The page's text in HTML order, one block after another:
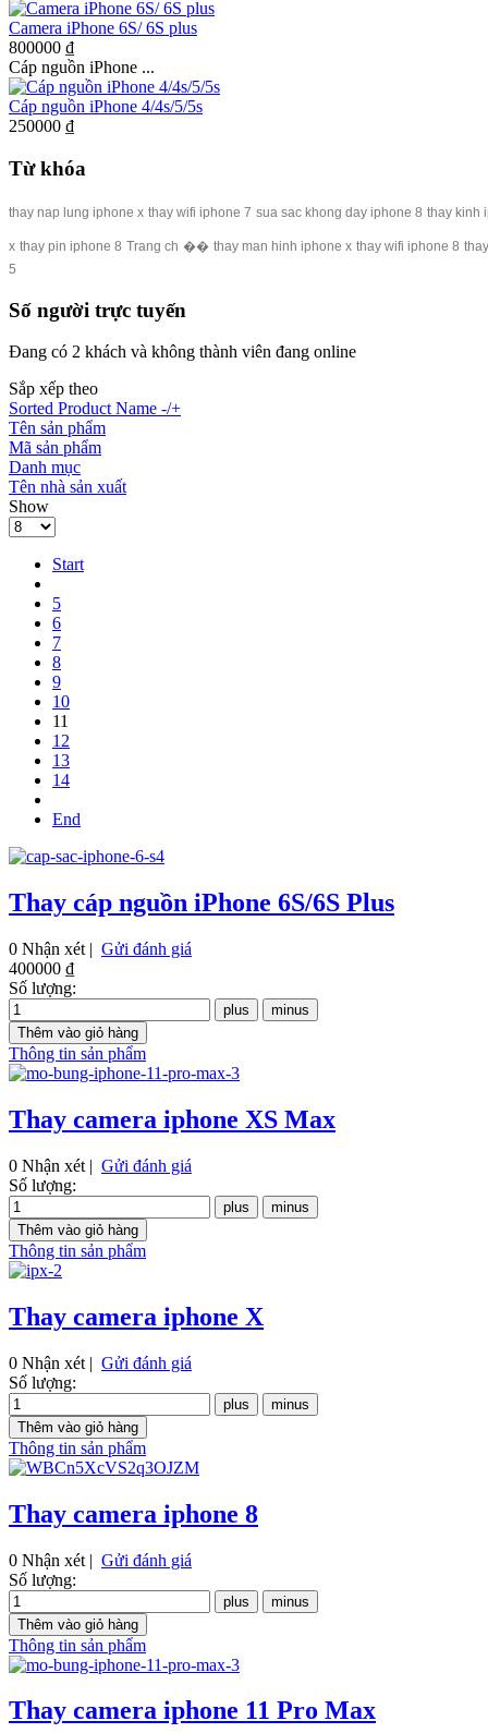
Camera iPhone 6S/ 6S plus
800000 ₫
Cáp nguồn iPhone ...
Cáp nguồn iPhone 4/4s/5/5s
250000 ₫
Từ khóa
thay nap lung iphone x thay wifi iphone 7 sua sac khong day iphone 8 thay kinh
x thay pin iphone 8 Trang ch �� thay man hinh iphone x thay wifi iphone 8
5
Số người trực tuyến
Đang có 2 khách và không thành viên đang online
Sắp xếp theo
Sorted Product Name -/+
Tên sản phẩm
Mã sản phẩm
Danh mục
Tên nhà sản xuất
Show
Start
5
6
7
8
9
10
11
12
13
14
End
Thay cáp nguồn iPhone 6S/6S Plus
0 Nhận xét | Gửi đánh giá
400000 ₫
Số lượng:
Thông tin sản phẩm
Thay camera iphone XS Max
0 Nhận xét | Gửi đánh giá
Số lượng:
Thông tin sản phẩm
Thay camera iphone X
0 Nhận xét | Gửi đánh giá
Số lượng:
Thông tin sản phẩm
Thay camera iphone 8
0 Nhận xét | Gửi đánh giá
Số lượng:
Thông tin sản phẩm
Thay camera iphone 11 Pro Max